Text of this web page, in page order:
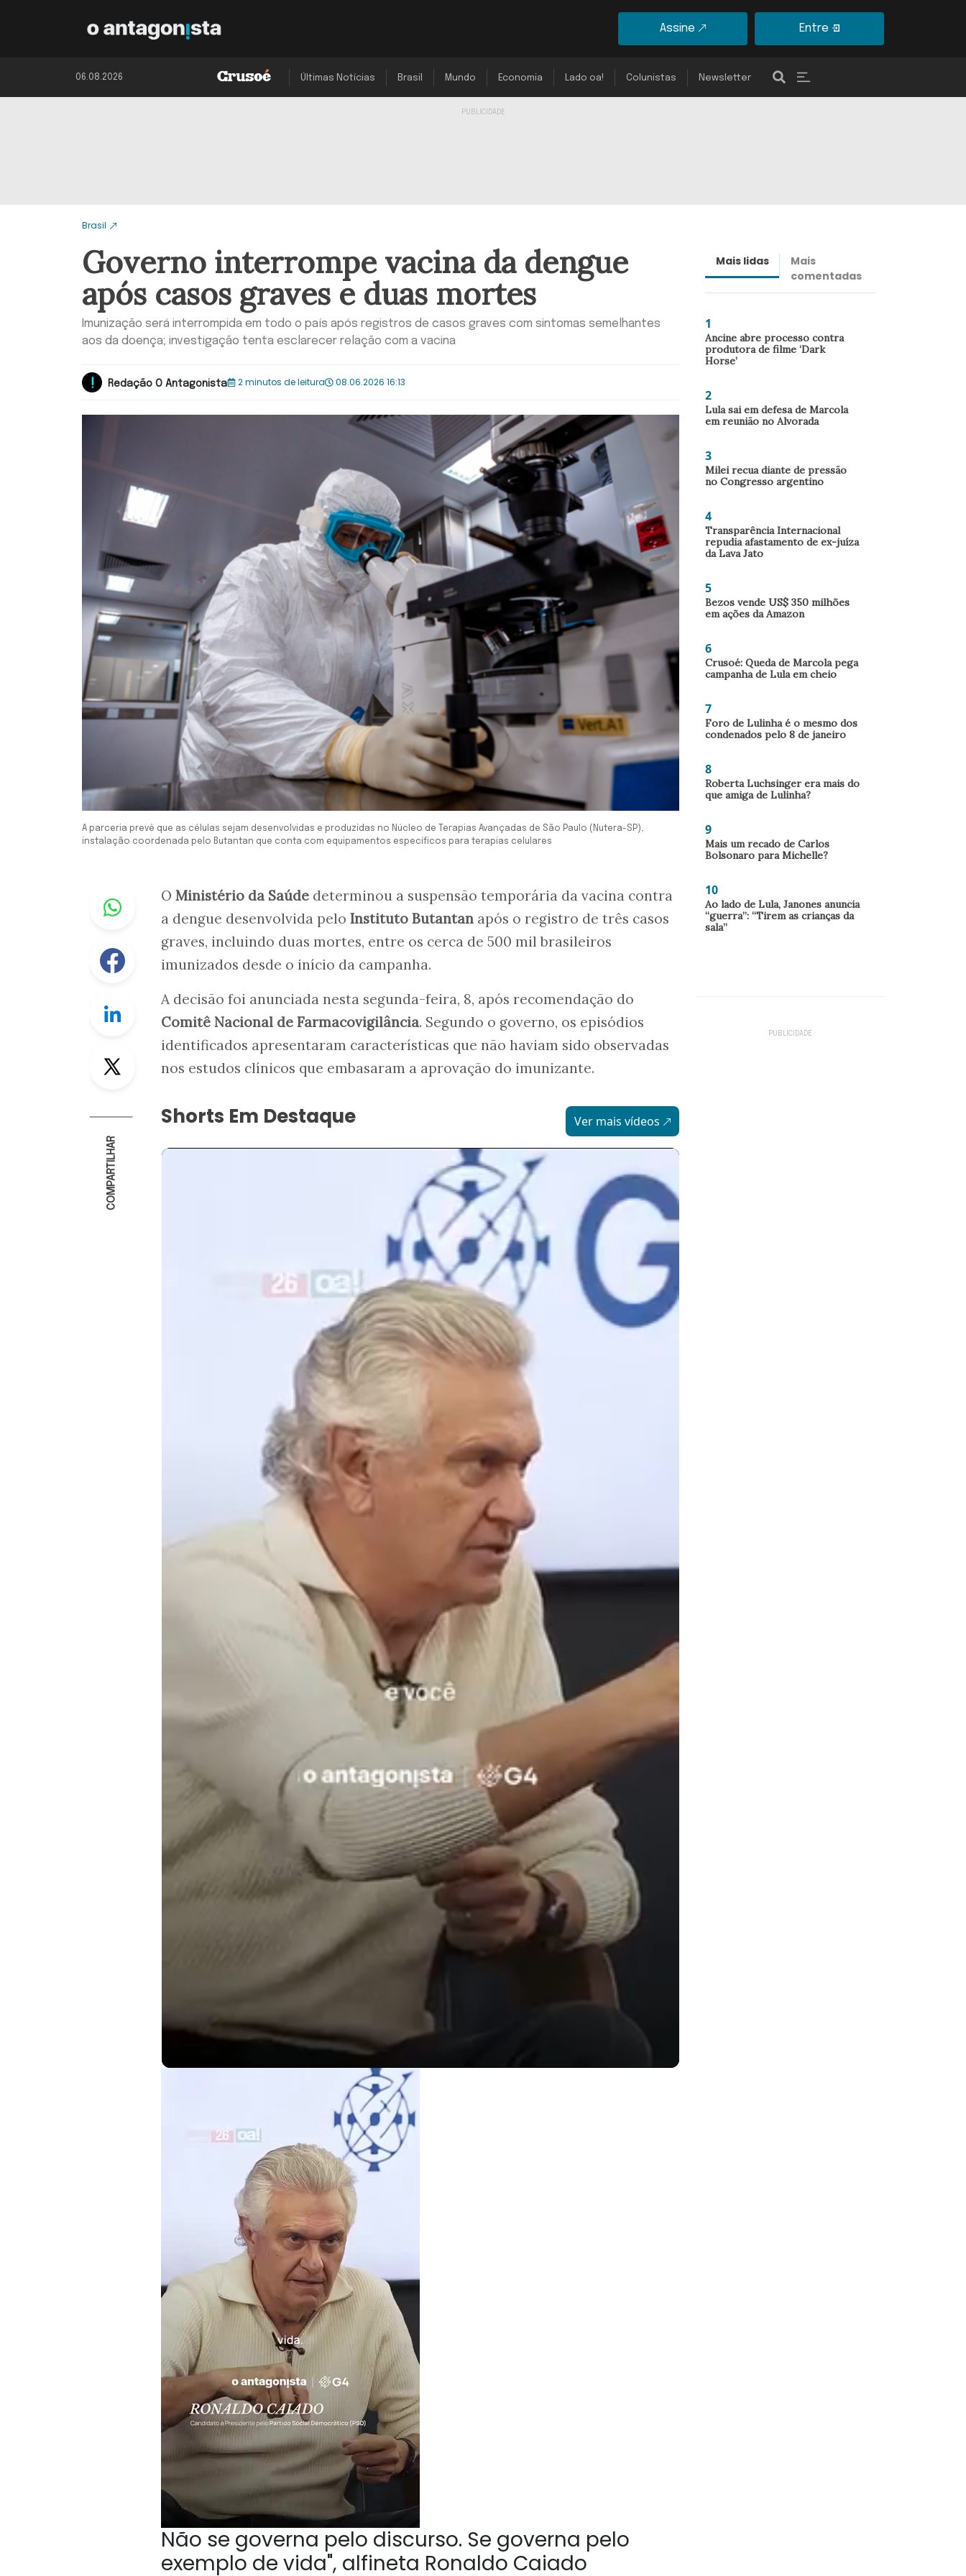
Assine Entre
06.08.2026 Últimas Notícias Brasil Mundo Economia Lado oa! Colunistas Newsletter
Brasil
Governo interrompe vacina da dengue
após casos graves e duas mortes
Imunização será interrompida em todo o país após registros de casos graves com sintomas semelhantes
aos da doença; investigação tenta esclarecer relação com a vacina
Redação O Antagonista 2 minutos de leitura 08.06.2026 16:13
A parceria prevê que as células sejam desenvolvidas e produzidas no Núcleo de Terapias Avançadas de São Paulo (Nutera-SP),
instalação coordenada pelo Butantan que conta com equipamentos específicos para terapias celulares
Whastapp
Facebook
Linkedin
Twitter
COMPARTILHAR
O Ministério da Saúde determinou a suspensão temporária da vacina contra
a dengue desenvolvida pelo Instituto Butantan após o registro de três casos
graves, incluindo duas mortes, entre os cerca de 500 mil brasileiros
imunizados desde o início da campanha.
A decisão foi anunciada nesta segunda-feira, 8, após recomendação do
Comitê Nacional de Farmacovigilância. Segundo o governo, os episódios
identificados apresentaram características que não haviam sido observadas
nos estudos clínicos que embasaram a aprovação do imunizante.
Shorts Em Destaque Ver mais vídeos
Não se governa pelo discurso. Se governa pelo
exemplo de vida", alfineta Ronaldo Caiado
Mais lidas
Mais
comentadas
1
Ancine abre processo contra
produtora de filme ‘Dark
Horse’
2
Lula sai em defesa de Marcola
em reunião no Alvorada
3
Milei recua diante de pressão
no Congresso argentino
4
Transparência Internacional
repudia afastamento de ex-juíza
da Lava Jato
5
Bezos vende US$ 350 milhões
em ações da Amazon
6
Crusoé: Queda de Marcola pega
campanha de Lula em cheio
7
Foro de Lulinha é o mesmo dos
condenados pelo 8 de janeiro
8
Roberta Luchsinger era mais do
que amiga de Lulinha?
9
Mais um recado de Carlos
Bolsonaro para Michelle?
10
Ao lado de Lula, Janones anuncia
“guerra”: “Tirem as crianças da
sala”